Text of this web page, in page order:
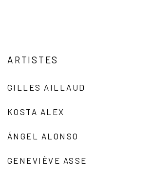
ARTISTES
GILLES AILLAUD
KOSTA ALEX
ÁNGEL ALONSO
GENEVIÈVE ASSE